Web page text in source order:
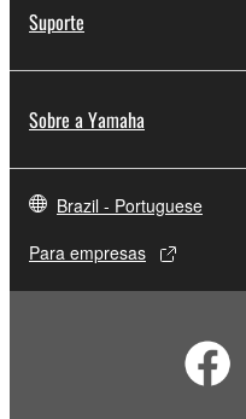
Suporte
Sobre a Yamaha
Brazil - Portuguese
Para empresas